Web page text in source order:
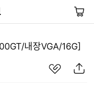
장
바
내장VGA/16G]